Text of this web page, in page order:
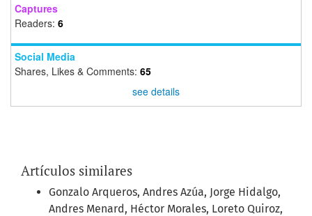
Captures
Readers: 6
Social Media
Shares, Likes & Comments: 65
see details
Artículos similares
Gonzalo Arqueros, Andres Azúa, Jorge Hidalgo,
Andres Menard, Héctor Morales, Loreto Quiroz,